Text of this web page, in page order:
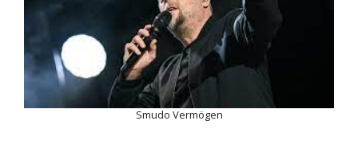
Smudo Vermögen